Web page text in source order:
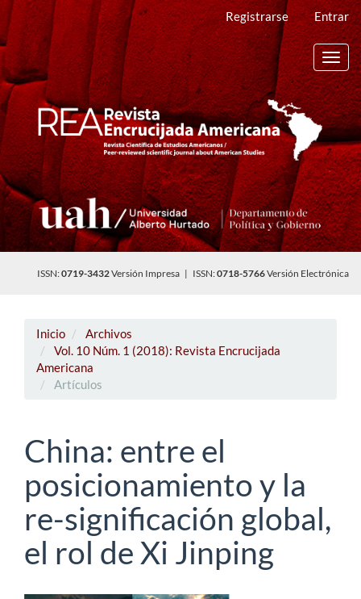
Navegación
principal
Contenido
principal
Barra
lateral
Registrarse Entrar
ISSN:0719-3432Versión Impresa | ISSN:0718-5766Versión Electrónica
Inicio
Archivos
Vol. 10 Núm. 1 (2018): Revista Encrucijada
Americana
Artículos
China: entre el
posicionamiento y la
re-significación global,
el rol de Xi Jinping